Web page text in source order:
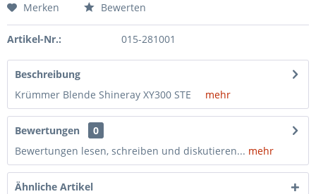
Merken Bewerten
Artikel-Nr.: 015-281001
Beschreibung
Krümmer Blende Shineray XY300 STE mehr
Bewertungen
0
Bewertungen lesen, schreiben und diskutieren... mehr
Ähnliche Artikel